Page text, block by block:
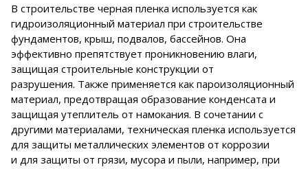
В строительстве черная пленка используется как
гидроизоляционный материал при строительстве
фундаментов, крыш, подвалов, бассейнов. Она
эффективно препятствует проникновению влаги,
защищая строительные конструкции от
разрушения. Также применяется как пароизоляционный
материал, предотвращая образование конденсата и
защищая утеплитель от намокания. В сочетании с
другими материалами, техническая пленка используется
для защиты металлических элементов от коррозии
и для защиты от грязи, мусора и пыли, например, при